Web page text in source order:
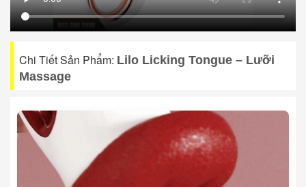
Chi Tiết Sản Phẩm: Lilo Licking Tongue – Lưỡi
Massage